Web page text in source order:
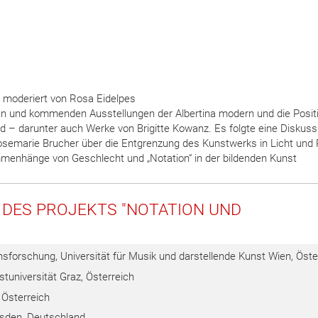
von Rosa Eidelpes
und kommenden Ausstellungen der Albertina modern und die
– darunter auch Werke von Brigitte Kowanz. Es folgte eine
Brucher über die Entgrenzung des Kunstwerks in Licht und
von Geschlecht und „Notation“ in der bildenden Kunst
PROJEKTS "NOTATION UND
Universität für Musik und darstellende Kunst Wien,
Graz, Österreich